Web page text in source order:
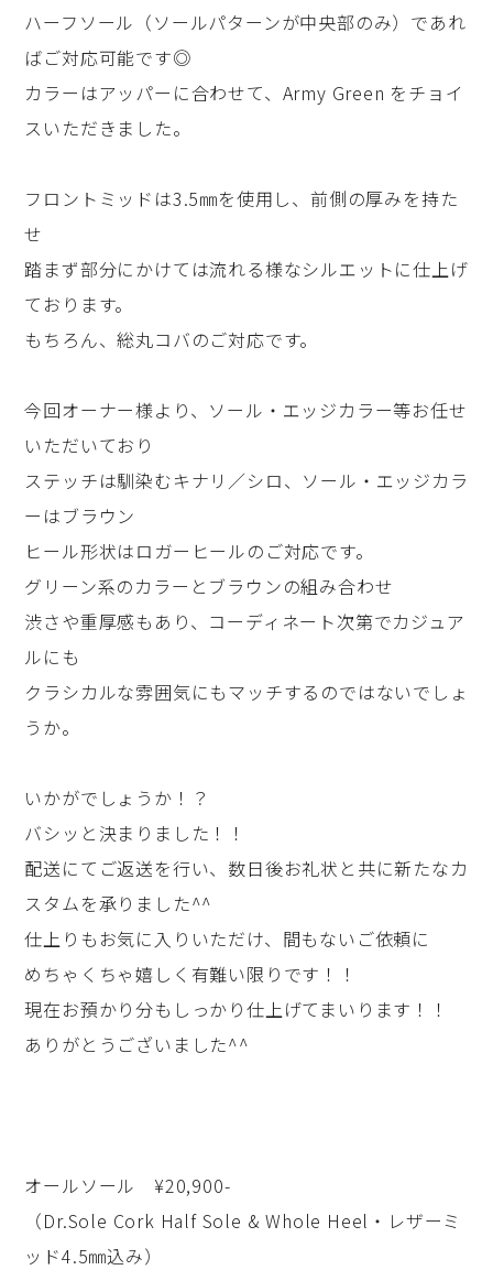
ハーフソール（ソールパターンが中央部のみ）であれ
ばご対応可能です◎
カラーはアッパーに合わせて、Army Green をチョイ
スいただきました。
フロントミッドは3.5㎜を使用し、前側の厚みを持た
せ
踏まず部分にかけては流れる様なシルエットに仕上げ
ております。
もちろん、総丸コバのご対応です。
今回オーナー様より、ソール・エッジカラー等お任せ
いただいており
ステッチは馴染むキナリ／シロ、ソール・エッジカラ
ーはブラウン
ヒール形状はロガーヒールのご対応です。
グリーン系のカラーとブラウンの組み合わせ
渋さや重厚感もあり、コーディネート次第でカジュア
ルにも
クラシカルな雰囲気にもマッチするのではないでしょ
うか。
いかがでしょうか！？
バシッと決まりました！！
配送にてご返送を行い、数日後お礼状と共に新たなカ
スタムを承りました^^
仕上りもお気に入りいただけ、間もないご依頼に
めちゃくちゃ嬉しく有難い限りです！！
現在お預かり分もしっかり仕上げてまいります！！
ありがとうございました^^
オールソール ¥20,900-
（Dr.Sole Cork Half Sole & Whole Heel・レザーミ
ッド4.5㎜込み）